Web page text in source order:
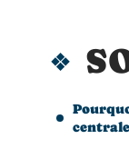
centrale